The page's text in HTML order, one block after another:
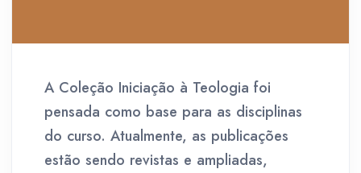
A Coleção Iniciação à Teologia foi
pensada como base para as disciplinas
do curso. Atualmente, as publicações
estão sendo revistas e ampliadas,